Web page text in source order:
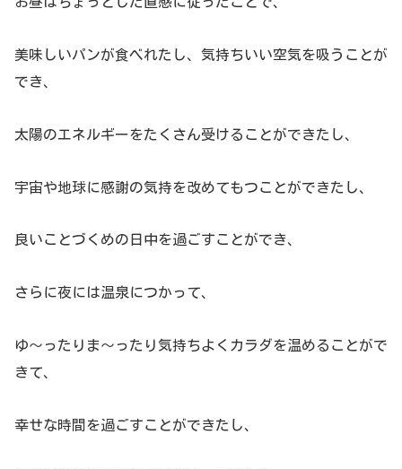
美味しいパンが食べれたし、気持ちいい空気を吸うことが
でき、
太陽のエネルギーをたくさん受けることができたし、
宇宙や地球に感謝の気持を改めてもつことができたし、
良いことづくめの日中を過ごすことができ、
さらに夜には温泉につかって、
ゆ～ったりま～ったり気持ちよくカラダを温めることがで
きて、
幸せな時間を過ごすことができたし、